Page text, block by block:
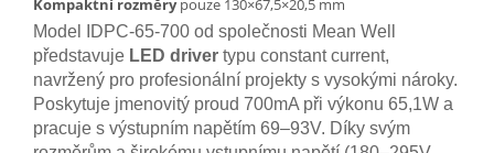
Kompaktní rozměrypouze 130×67,5×20,5 mm
Model IDPC-65-700 od společnosti Mean Well
představuje LED driver typu constant current,
navržený pro profesionální projekty s vysokými nároky.
Poskytuje jmenovitý proud 700mA při výkonu 65,1W a
pracuje s výstupním napětím 69–93V. Díky svým